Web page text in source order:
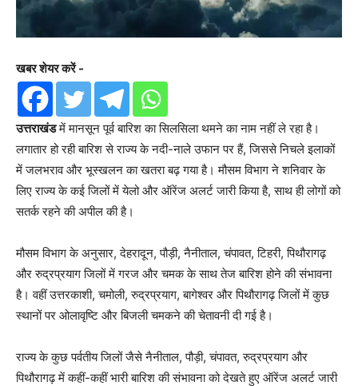
खबर शेयर करें -
उत्तराखंडमें मानसून पूर्व बारिश का सिलसिला थमने का नाम नहीं ले रहा है।
लगातार हो रही बारिश से राज्य के नदी-नाले उफान पर हैं, जिससे निचले इलाकों
में जलभराव और भूस्खलन का खतरा बढ़ गया है। मौसम विभाग ने शनिवार के
लिए राज्य के कई जिलों में येलो और ऑरेंज अलर्ट जारी किया है, साथ ही लोगों को
सतर्क रहने की अपील की है।
मौसम विभाग के अनुसार, देहरादून, पौड़ी, नैनीताल, चंपावत, टिहरी, पिथौरागढ़
और रुद्रप्रयाग जिलों में गरज और चमक के साथ तेज बारिश होने की संभावना
है। वहीं उत्तरकाशी, चमोली, रुद्रप्रयाग, बागेश्वर और पिथौरागढ़ जिलों में कुछ
स्थानों पर ओलावृष्टि और बिजली चमकने की चेतावनी दी गई है।
राज्य के कुछ पर्वतीय जिलों जैसे नैनीताल, पौड़ी, चंपावत, रुद्रप्रयाग और
पिथौरागढ़ में कहीं-कहीं भारी बारिश की संभावना को देखते हुए ऑरेंज अलर्ट जारी